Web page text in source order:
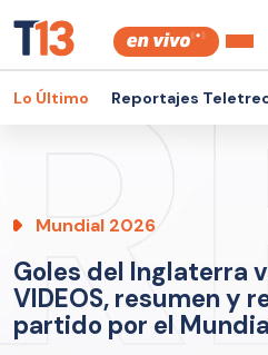
Lo Último Reportajes
Mundial 2026
Goles del Inglaterra
VIDEOS, resumen y
partido por el